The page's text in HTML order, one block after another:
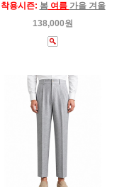
착용시즌: 봄여름 가을 겨울
138,000원